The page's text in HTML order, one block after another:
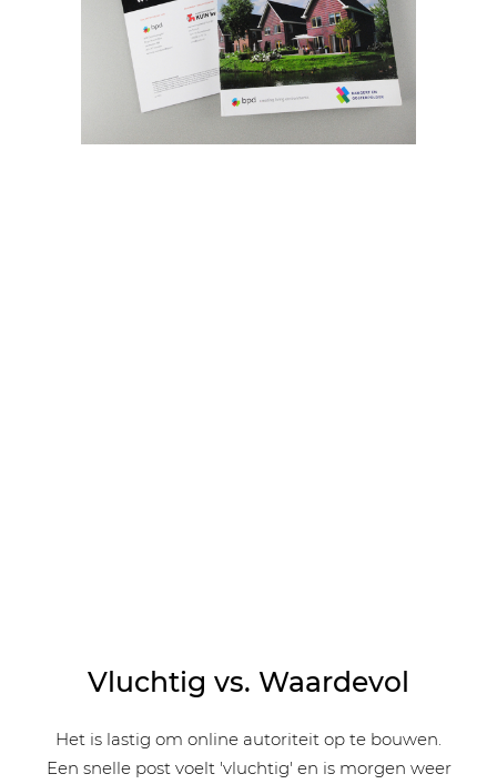
Vluchtig vs. Waardevol
Het is lastig om online autoriteit op te bouwen.
Een snelle post voelt 'vluchtig' en is morgen weer